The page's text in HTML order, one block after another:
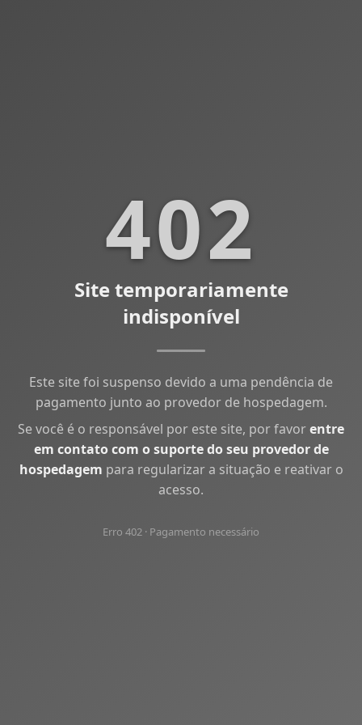
402
Site temporariamente
indisponível
Este site foi suspenso devido a uma pendência de
pagamento junto ao provedor de hospedagem.
Se você é o responsável por este site, por favorentre
em contato com o suporte do seu provedor de
hospedagem para regularizar a situação e reativar o
acesso.
Erro 402 · Pagamento necessário